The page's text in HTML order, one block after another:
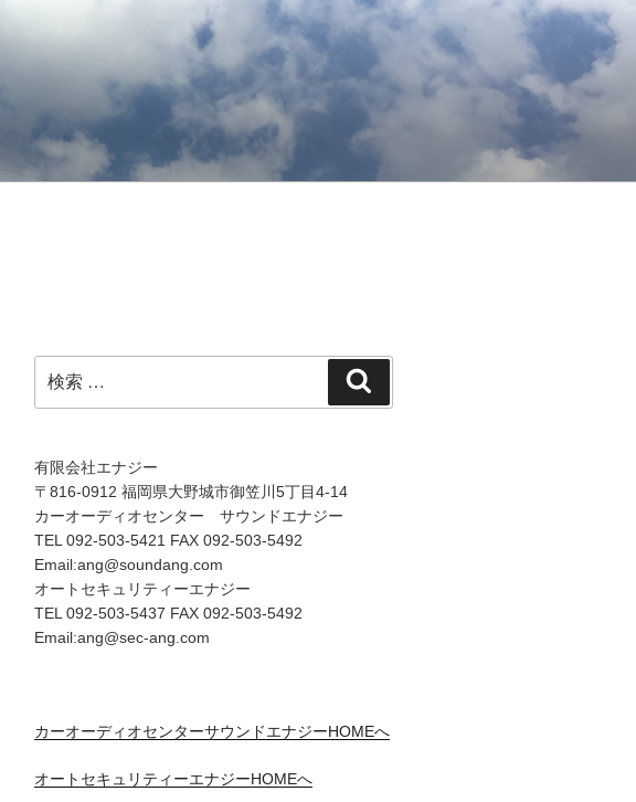
索:
索
有限会社エナジー
〒816-0912 福岡県大野城市御笠川5丁目4-14
カーオーディオセンター サウンドエナジー
TEL 092-503-5421 FAX 092-503-5492
Email:ang@soundang.com
オートセキュリティーエナジー
TEL 092-503-5437 FAX 092-503-5492
Email:ang@sec-ang.com
カーオーディオセンターサウンドエナジーHOMEへ
オートセキュリティーエナジーHOMEへ